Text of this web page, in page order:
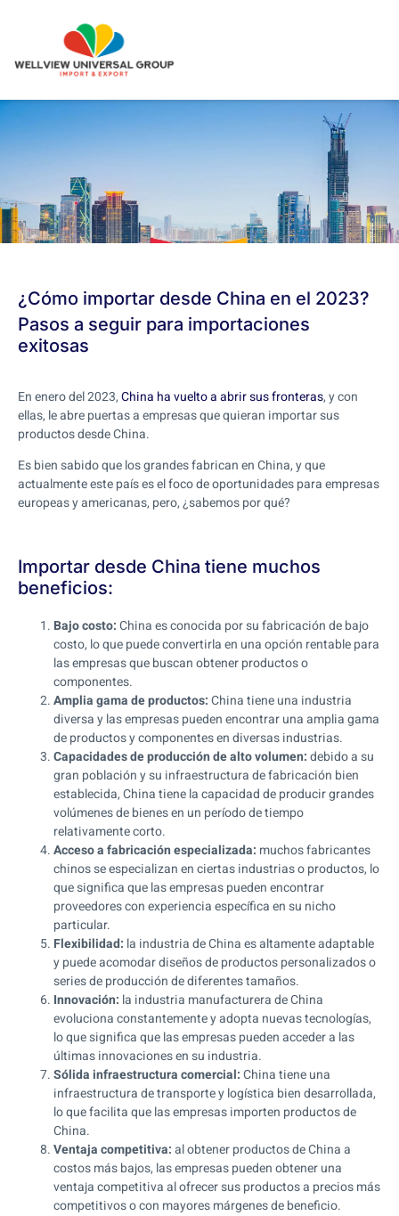
¿Cómo importar desde China en el 2023?
Pasos a seguir para importaciones
exitosas
En enero del 2023,China ha vuelto a abrir sus fronteras, y con
ellas, le abre puertas a empresas que quieran importar sus
productos desde China.
Es bien sabido que los grandes fabrican en China, y que
actualmente este país es el foco de oportunidades para empresas
europeas y americanas, pero, ¿sabemos por qué?
Importar desde China tiene muchos
beneficios:
Bajo costo:China es conocida por su fabricación de bajo
costo, lo que puede convertirla en una opción rentable para
las empresas que buscan obtener productos o
componentes.
Amplia gama de productos:China tiene una industria
diversa y las empresas pueden encontrar una amplia gama
de productos y componentes en diversas industrias.
Capacidades de producción de alto volumen:debido a su
gran población y su infraestructura de fabricación bien
establecida, China tiene la capacidad de producir grandes
volúmenes de bienes en un período de tiempo
relativamente corto.
Acceso a fabricación especializada: muchos fabricantes
chinos se especializan en ciertas industrias o productos, lo
que significa que las empresas pueden encontrar
proveedores con experiencia específica en su nicho
particular.
Flexibilidad: la industria de China es altamente adaptable
y puede acomodar diseños de productos personalizados o
series de producción de diferentes tamaños.
Innovación: la industria manufacturera de China
evoluciona constantemente y adopta nuevas tecnologías,
lo que significa que las empresas pueden acceder a las
últimas innovaciones en su industria.
Sólida infraestructura comercial:China tiene una
infraestructura de transporte y logística bien desarrollada,
lo que facilita que las empresas importen productos de
China.
Ventaja competitiva:al obtener productos de China a
costos más bajos, las empresas pueden obtener una
ventaja competitiva al ofrecer sus productos a precios más
competitivos o con mayores márgenes de beneficio.